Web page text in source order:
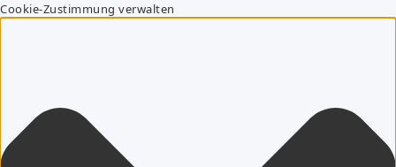
Cookie-Zustimmung verwalten